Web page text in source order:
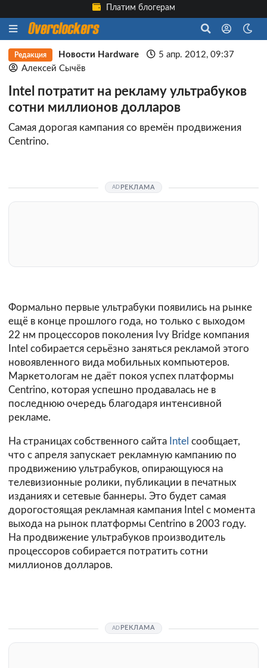
Платим блогерам
Редакция Новости Hardware
5 апр. 2012, 09:37
Алексей Сычёв
Intel потратит на рекламу ультрабуков
сотни миллионов долларов
Самая дорогая кампания со времён продвижения
Centrino.
РЕКЛАМА
Формально первые ультрабуки появились на рынке
ещё в конце прошлого года, но только с выходом
22 нм процессоров поколения Ivy Bridge компания
Intel собирается серьёзно заняться рекламой этого
новоявленного вида мобильных компьютеров.
Маркетологам не даёт покоя успех платформы
Centrino, которая успешно продавалась не в
последнюю очередь благодаря интенсивной
рекламе.
На страницах собственного сайта Intel сообщает,
что с апреля запускает рекламную кампанию по
продвижению ультрабуков, опирающуюся на
телевизионные ролики, публикации в печатных
изданиях и сетевые баннеры. Это будет самая
дорогостоящая рекламная кампания Intel с момента
выхода на рынок платформы Centrino в 2003 году.
На продвижение ультрабуков производитель
процессоров собирается потратить сотни
миллионов долларов.
РЕКЛАМА